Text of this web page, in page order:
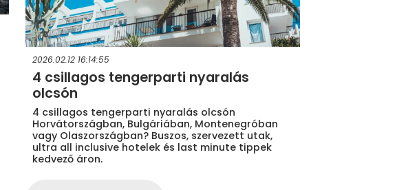
2026.02.12 16:14:55
4 csillagos tengerparti nyaralás
olcsón
4 csillagos tengerparti nyaralás olcsón
Horvátországban, Bulgáriában, Montenegróban
vagy Olaszországban? Buszos, szervezett utak,
ultra all inclusive hotelek és last minute tippek
kedvező áron.